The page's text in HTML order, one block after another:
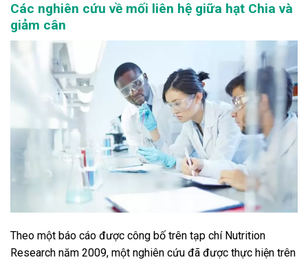
Các nghiên cứu về mối liên hệ giữa hạt Chia và
giảm cân
Theo một báo cáo được công bố trên tạp chí Nutrition
Research năm 2009, một nghiên cứu đã được thực hiện trên